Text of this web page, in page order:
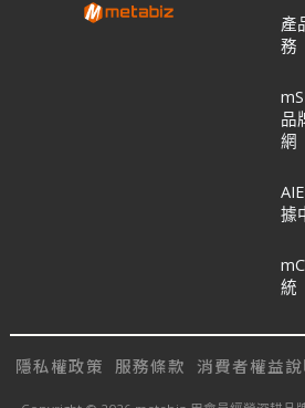
產
務
品
網
據
統
隱私權政策 服務條款 消費者權益